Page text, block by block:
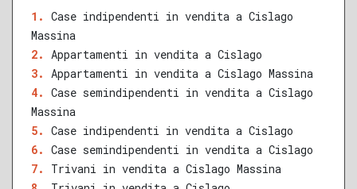
QUALSIASI SUPERFICIE
A
Case indipendenti in vendita a Cislago
Massina
Appartamenti in vendita a Cislago
Appartamenti in vendita a Cislago Massina
Case semindipendenti in vendita a Cislago
Massina
Case indipendenti in vendita a Cislago
Case semindipendenti in vendita a Cislago
Trivani in vendita a Cislago Massina